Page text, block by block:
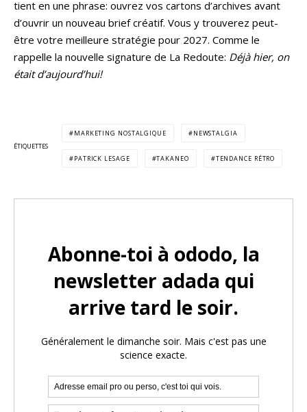
tient en une phrase: ouvrez vos cartons d’archives avant
d’ouvrir un nouveau brief créatif. Vous y trouverez peut-
être votre meilleure stratégie pour 2027. Comme le
rappelle la nouvelle signature de La Redoute: Déjà hier, on
était d’aujourd’hui!
ÉTIQUETTES
MARKETING NOSTALGIQUE NEWSTALGIA
PATRICK LESAGE TAKANEO TENDANCE RÉTRO